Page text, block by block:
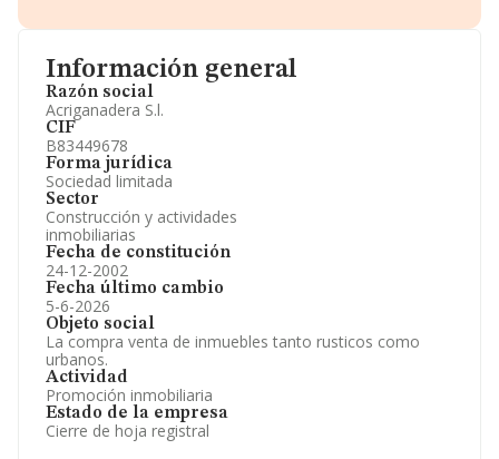
Información general
Razón social
Acriganadera S.l.
CIF
B83449678
Forma jurídica
Sociedad limitada
Sector
Construcción y actividades
inmobiliarias
Fecha de constitución
24-12-2002
Fecha último cambio
5-6-2026
Objeto social
La compra venta de inmuebles tanto rusticos como
urbanos.
Actividad
Promoción inmobiliaria
Estado de la empresa
Cierre de hoja registral
Información oficial y registral complementaria.